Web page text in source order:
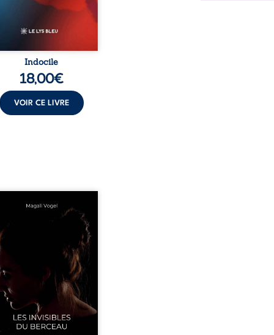
d’existence pour ...
Indocile
18,00€
VOIR CE LIVRE
soin de celles et
auxquels nous confions
? Derrière la
apparente des
d’accueil se joue une
que nul ne soupçonne :
dérisoires,
épuisement,
écrasantes… À
des témoignages
et sa propre
Magali Vogel lève
sur les coulisses d’une ...